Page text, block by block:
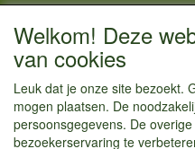
CONTACTGEGEVENS
Vestigingsadres:
Hoofdweg 36
1433 JW Kudelstaart
Welkom! Deze
van cookies
Leuk dat je onze site bezoekt.
mogen plaatsen. De
persoonsgegevens. De
bezoekerservaring te